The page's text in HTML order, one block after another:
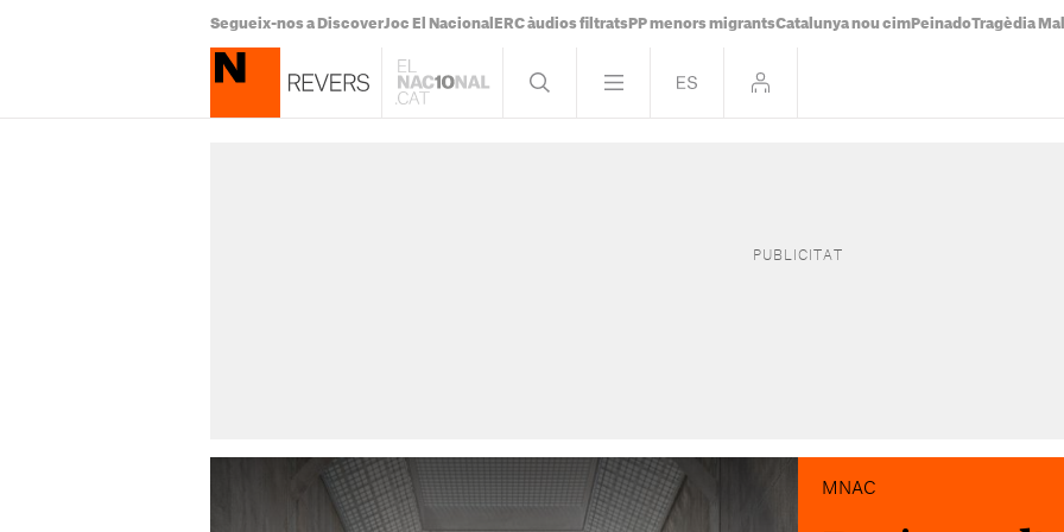
Segueix-nos a DiscoverJoc El Nacional ERC àudios filtrats PP menors migrantsCatalunya nou cim PeinadoTragèdia
MNAC